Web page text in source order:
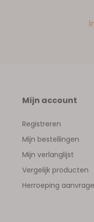
Mijn account
Registreren
Mijn bestellingen
Mijn verlanglijst
Vergelijk producten
Herroeping